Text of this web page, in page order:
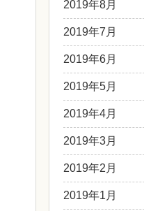
2019年8月
2019年7月
2019年6月
2019年5月
2019年4月
2019年3月
2019年2月
2019年1月